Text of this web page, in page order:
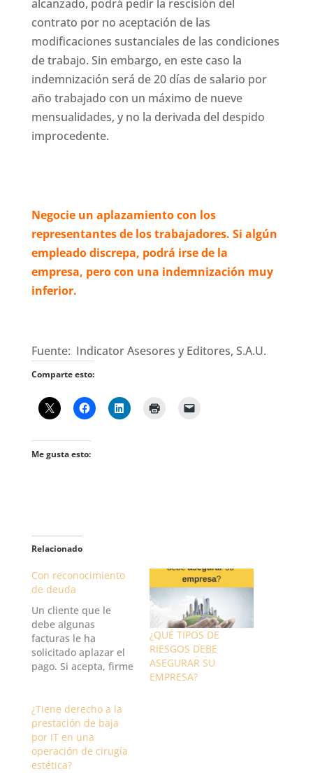
alcanzado, podrá pedir la rescisión del
contrato por no aceptación de las
modificaciones sustanciales de las condiciones
de trabajo. Sin embargo, en este caso la
indemnización será de 20 días de salario por
año trabajado con un máximo de nueve
mensualidades, y no la derivada del despido
improcedente.
Negocie un aplazamiento con los
representantes de los trabajadores. Si algún
empleado discrepa, podrá irse de la
empresa, pero con una indemnización muy
inferior.
Fuente: Indicator Asesores y Editores, S.A.U.
Comparte esto:
Me gusta esto:
Relacionado
Con reconocimiento
de deuda
Un cliente que le
debe algunas
facturas le ha
solicitado aplazar el
pago. Si acepta, firme
garantías adicionales.
Deuda. Su cliente
le solicita aplazar la
deuda y fijar unos
plazos mensuales de
¿QUÉ TIPOS DE
RIESGOS DEBE
ASEGURAR SU
EMPRESA?
¿Tiene derecho a la
prestación de baja
por IT en una
operación de cirugía
estética?